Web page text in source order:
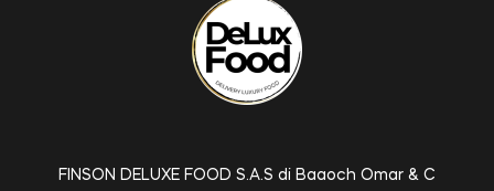
FINSON DELUXE FOOD S.A.S di Baaoch Omar & C